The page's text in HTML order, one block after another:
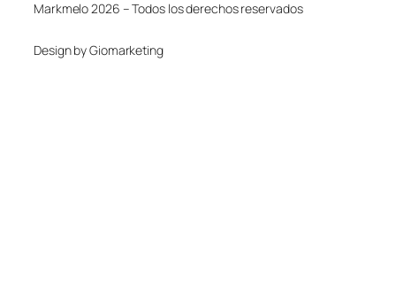
Markmelo 2026 – Todos los derechos reservados
Design by Giomarketing